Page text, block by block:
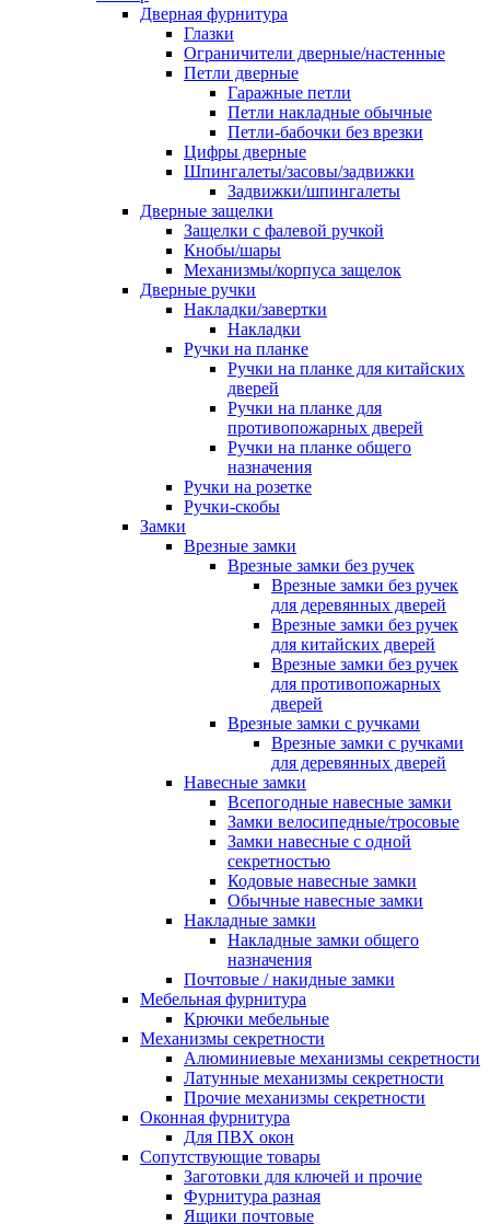
Дверная фурнитура
Глазки
Ограничители дверные/настенные
Петли дверные
Гаражные петли
Петли накладные обычные
Петли-бабочки без врезки
Цифры дверные
Шпингалеты/засовы/задвижки
Задвижки/шпингалеты
Дверные защелки
Защелки с фалевой ручкой
Кнобы/шары
Механизмы/корпуса защелок
Дверные ручки
Накладки/завертки
Накладки
Ручки на планке
Ручки на планке для китайских
дверей
Ручки на планке для
противопожарных дверей
Ручки на планке общего
назначения
Ручки на розетке
Ручки-скобы
Замки
Врезные замки
Врезные замки без ручек
Врезные замки без ручек
для деревянных дверей
Врезные замки без ручек
для китайских дверей
Врезные замки без ручек
для противопожарных
дверей
Врезные замки с ручками
Врезные замки с ручками
для деревянных дверей
Навесные замки
Всепогодные навесные замки
Замки велосипедные/тросовые
Замки навесные с одной
секретностью
Кодовые навесные замки
Обычные навесные замки
Накладные замки
Накладные замки общего
назначения
Почтовые / накидные замки
Мебельная фурнитура
Крючки мебельные
Механизмы секретности
Алюминиевые механизмы секретности
Латунные механизмы секретности
Прочие механизмы секретности
Оконная фурнитура
Для ПВХ окон
Сопутствующие товары
Заготовки для ключей и прочие
Фурнитура разная
Ящики почтовые